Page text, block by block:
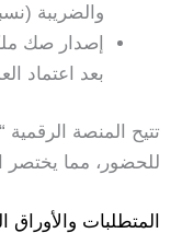
والضريبة (نسبة
إصدار صك
بعد اعتماد
تتيح المنصة الرقمية
للحضور، مما يختصر
المتطلبات